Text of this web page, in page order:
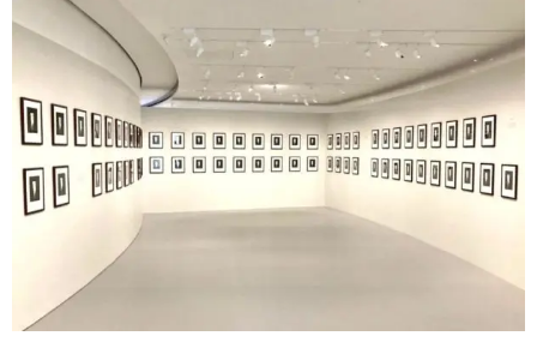
notre
Magazine
Contact